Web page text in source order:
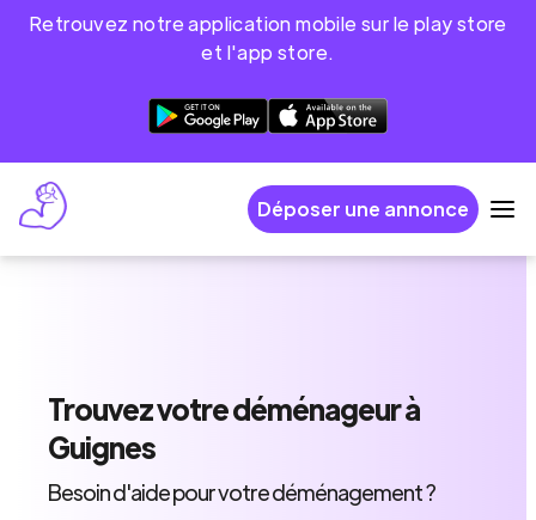
Retrouvez notre application mobile sur le play store
et l'app store.
Déposer une annonce
Trouvezvotre déménageurà
Guignes
Besoin d'aide pour votre déménagement ?